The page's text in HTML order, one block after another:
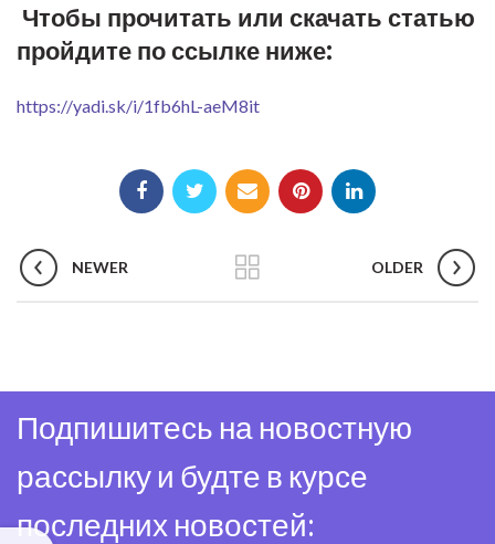
Чтобы прочитать или скачать статью
пройдите по ссылке ниже:
https://yadi.sk/i/1fb6hL-aeM8it
NEWER OLDER
Подпишитесь на новостную
рассылку и будте в курсе
последних новостей: